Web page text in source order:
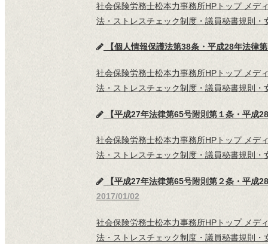
社会保険労務士松本力事務所HPトップ メデ
法・ストレスチェック制度・議員秘書規則
【個人情報保護法第38条・平成28年法律
社会保険労務士松本力事務所HPトップ メデ
法・ストレスチェック制度・議員秘書規則
【平成27年法律第65号附則第１条・平成
社会保険労務士松本力事務所HPトップ メデ
法・ストレスチェック制度・議員秘書規則
【平成27年法律第65号附則第２条・平成
2017/01/02
社会保険労務士松本力事務所HPトップ メデ
法・ストレスチェック制度・議員秘書規則